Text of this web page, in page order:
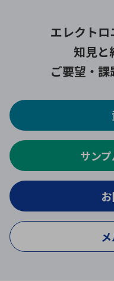
エレクトロ
知見と
ご要望・課
サン